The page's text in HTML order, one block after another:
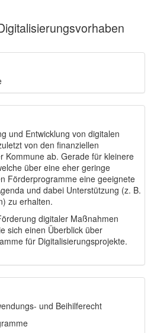
und Entwicklung von digitalen
von den finanziellen
Kommune ab. Gerade für kleinere
über eine eher geringe
Förderprogramme eine geeignete
und dabei Unterstützung (z. B.
zu erhalten.
digitaler Maßnahmen
sich einen Überblick über
für Digitalisierungsprojekte.
und Beihilferecht